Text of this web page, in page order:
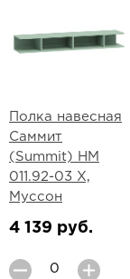
Полка навесная
Саммит
(Summit) НМ
011.92-03 Х,
Муссон
4 139 руб.